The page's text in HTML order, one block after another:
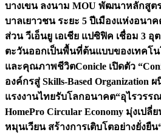
บางเขน ลงนาม MOU พัฒนาหลักสูต
บาลเยาวชน ระยะ 5 ปีเมืองแห่งอนา
ส่วน วีเอ็นยู เอเชีย แปซิฟิค เชื่อม 3
ตะวันออกเป็นพื้นที่ต้นแบบของเทคโน
และคุณภาพชีวิตConicle เปิดตัว
องค์กรสู่ Skills-Based Organization
แรงงานไทยรับโลกอนาคต“อุไรวรร
HomePro Circular Economy มุ่งเป
หมุนเวียน สร้างการเติบโตอย่างยั่งยืน